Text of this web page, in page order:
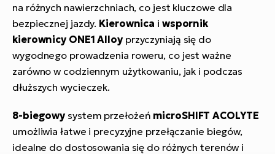
na różnych nawierzchniach, co jest kluczowe dla
bezpiecznej jazdy. Kierownica i wspornik
kierownicy ONE1 Alloyprzyczyniają się do
wygodnego prowadzenia roweru, co jest ważne
zarówno w codziennym użytkowaniu, jak i podczas
dłuższych wycieczek.
8-biegowysystem przełożeń microSHIFT ACOLYTE
umożliwia łatwe i precyzyjne przełączanie biegów,
idealne do dostosowania się do różnych terenów i